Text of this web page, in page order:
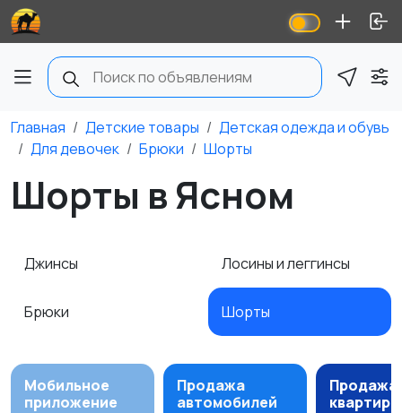
Главная Детские товары
Детская одежда и обувь
Для девочек
Брюки Шорты
Шорты в Ясном
Джинсы
Брюки
Лосины и леггинсы
Шорты
Мобильное
приложение
Продажа
автомобилей
Продажа
квартир